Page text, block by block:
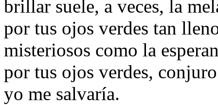
brillar suele, a veces, la
por tus ojos verdes tan
misteriosos como la
por tus ojos verdes,
yo me salvaría.